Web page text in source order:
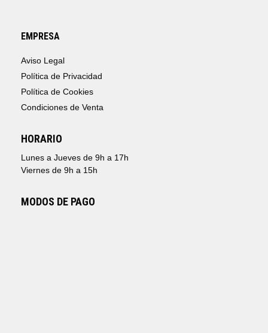
EMPRESA
Aviso Legal
Política de Privacidad
Política de Cookies
Condiciones de Venta
HORARIO
Lunes a Jueves de 9h a 17h
Viernes de 9h a 15h
MODOS DE PAGO